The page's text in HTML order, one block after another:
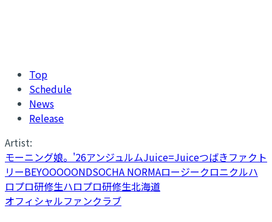
Top
Schedule
News
Release
Artist:
モーニング娘。'26アンジュルムJuice=Juiceつばきファクト
リーBEYOOOOONDSOCHA NORMAロージークロニクルハ
ロプロ研修生ハロプロ研修生北海道
オフィシャルファンクラブ